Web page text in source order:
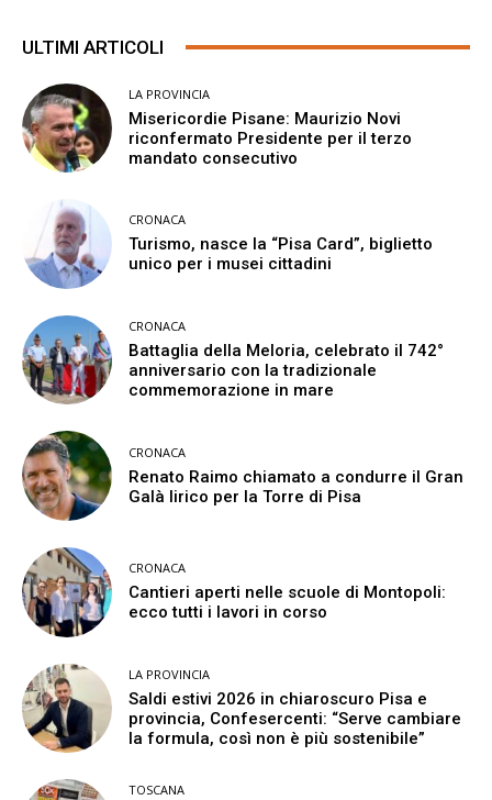
ULTIMI ARTICOLI
LA PROVINCIA
Misericordie Pisane: Maurizio Novi
riconfermato Presidente per il terzo
mandato consecutivo
CRONACA
Turismo, nasce la “Pisa Card”, biglietto
unico per i musei cittadini
CRONACA
Battaglia della Meloria, celebrato il 742°
anniversario con la tradizionale
commemorazione in mare
CRONACA
Renato Raimo chiamato a condurre il Gran
Galà lirico per la Torre di Pisa
CRONACA
Cantieri aperti nelle scuole di Montopoli:
ecco tutti i lavori in corso
LA PROVINCIA
Saldi estivi 2026 in chiaroscuro Pisa e
provincia, Confesercenti: “Serve cambiare
la formula, così non è più sostenibile”
TOSCANA